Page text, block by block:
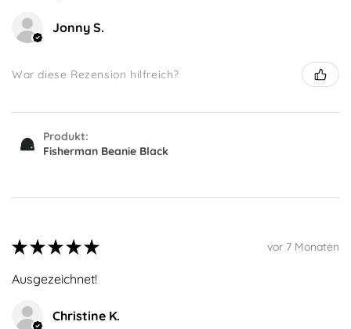
Jonny S.
War diese Rezension hilfreich?
Produkt:
Fisherman Beanie Black
★ ★ ★ ★ ★ vor 7 Monaten
Ausgezeichnet!
Christine K.